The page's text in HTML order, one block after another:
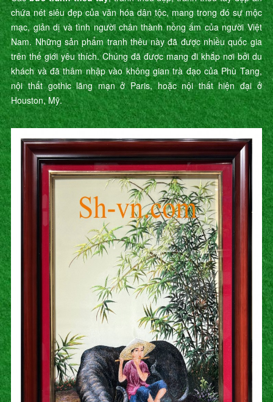
chứa nét siêu đẹp của văn hóa dân tộc, mang trong đó sự mộc
mạc, giản dị và tình người chân thành nồng ấm của người Việt
Nam. Những sản phẩm tranh thêu này đã được nhiều quốc gia
trên thế giới yêu thích. Chúng đã được mang đi khắp nơi bởi du
khách và đã thâm nhập vào không gian trà đạo của Phù Tang,
nội thất gothic lãng mạn ở Paris, hoặc nội thất hiện đại ở
Houston, Mỹ.